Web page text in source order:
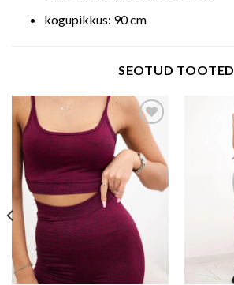
kogupikkus: 90 cm
SEOTUD TOOTED
Add to wishlist